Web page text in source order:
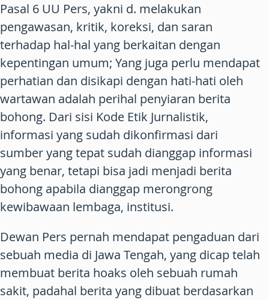
Pasal 6 UU Pers, yakni d. melakukan
pengawasan, kritik, koreksi, dan saran
terhadap hal-hal yang berkaitan dengan
kepentingan umum; Yang juga perlu mendapat
perhatian dan disikapi dengan hati-hati oleh
wartawan adalah perihal penyiaran berita
bohong. Dari sisi Kode Etik Jurnalistik,
informasi yang sudah dikonfirmasi dari
sumber yang tepat sudah dianggap informasi
yang benar, tetapi bisa jadi menjadi berita
bohong apabila dianggap merongrong
kewibawaan lembaga, institusi.
Dewan Pers pernah mendapat pengaduan dari
sebuah media di Jawa Tengah, yang dicap telah
membuat berita hoaks oleh sebuah rumah
sakit, padahal berita yang dibuat berdasarkan